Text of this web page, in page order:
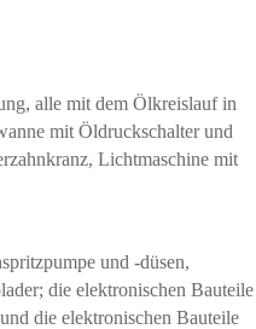
alle mit dem Ölkreislauf in
mit Öldruckschalter und
Lichtmaschine mit
und -düsen,
die elektronischen Bauteile
die elektronischen Bauteile